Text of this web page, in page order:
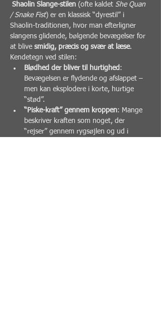
Shaolin Slange-stilen (ofte kaldet She Quan
/ Snake Fist) er en klassisk “dyrestil” i
Shaolin-traditionen, hvor man efterligner
slangens glidende, bølgende bevægelser for
at blive smidig, præcis og svær at læse.
Kendetegn ved stilen:
Blødhed der bliver til hurtighed :
Bevægelsen er flydende og afslappet –
men kan eksplodere i korte, hurtige
“stød”.
“Piske-kraft” gennem kroppen: Mange
beskriver kraften som noget, der
“rejser” gennem rygsøjlen og ud i